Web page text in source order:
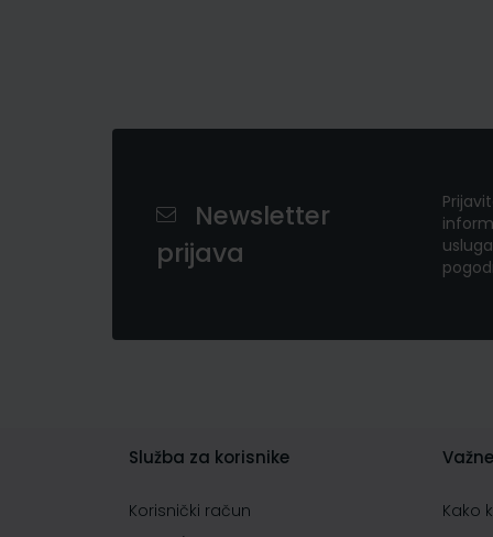
Newsletter
prijava
Služba za korisnike
Korisnički račun
Kako